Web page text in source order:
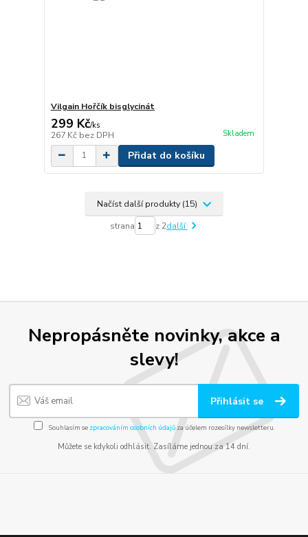
Vilgain Hořčík bisglycinát
299 Kč/ks
267 Kč bez DPH Skladem
Přidat do košíku
Načíst další produkty (15)
strana z 2další
Nepropásněte novinky, akce a
slevy!
Přihlásit se
Souhlasím se zpracováním osobních údajůza účelem rozesílky newsletteru.
Můžete se kdykoli odhlásit. Zasíláme jednou za 14 dní.